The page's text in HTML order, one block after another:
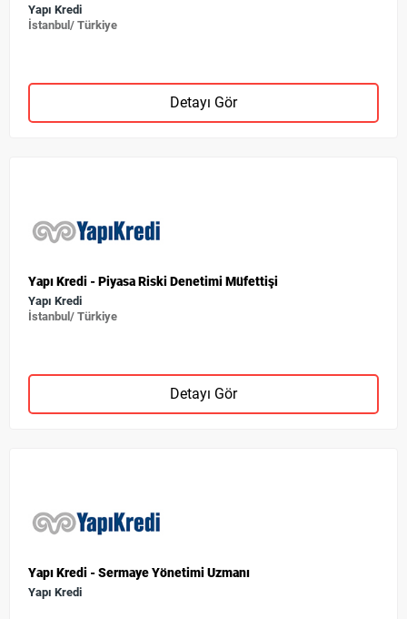
Yapı Kredi
İstanbul/ Türkiye
Detayı Gör
Yapı Kredi - Piyasa Riski Denetimi Müfettişi
Yapı Kredi
İstanbul/ Türkiye
Detayı Gör
Yapı Kredi - Sermaye Yönetimi Uzmanı
Yapı Kredi